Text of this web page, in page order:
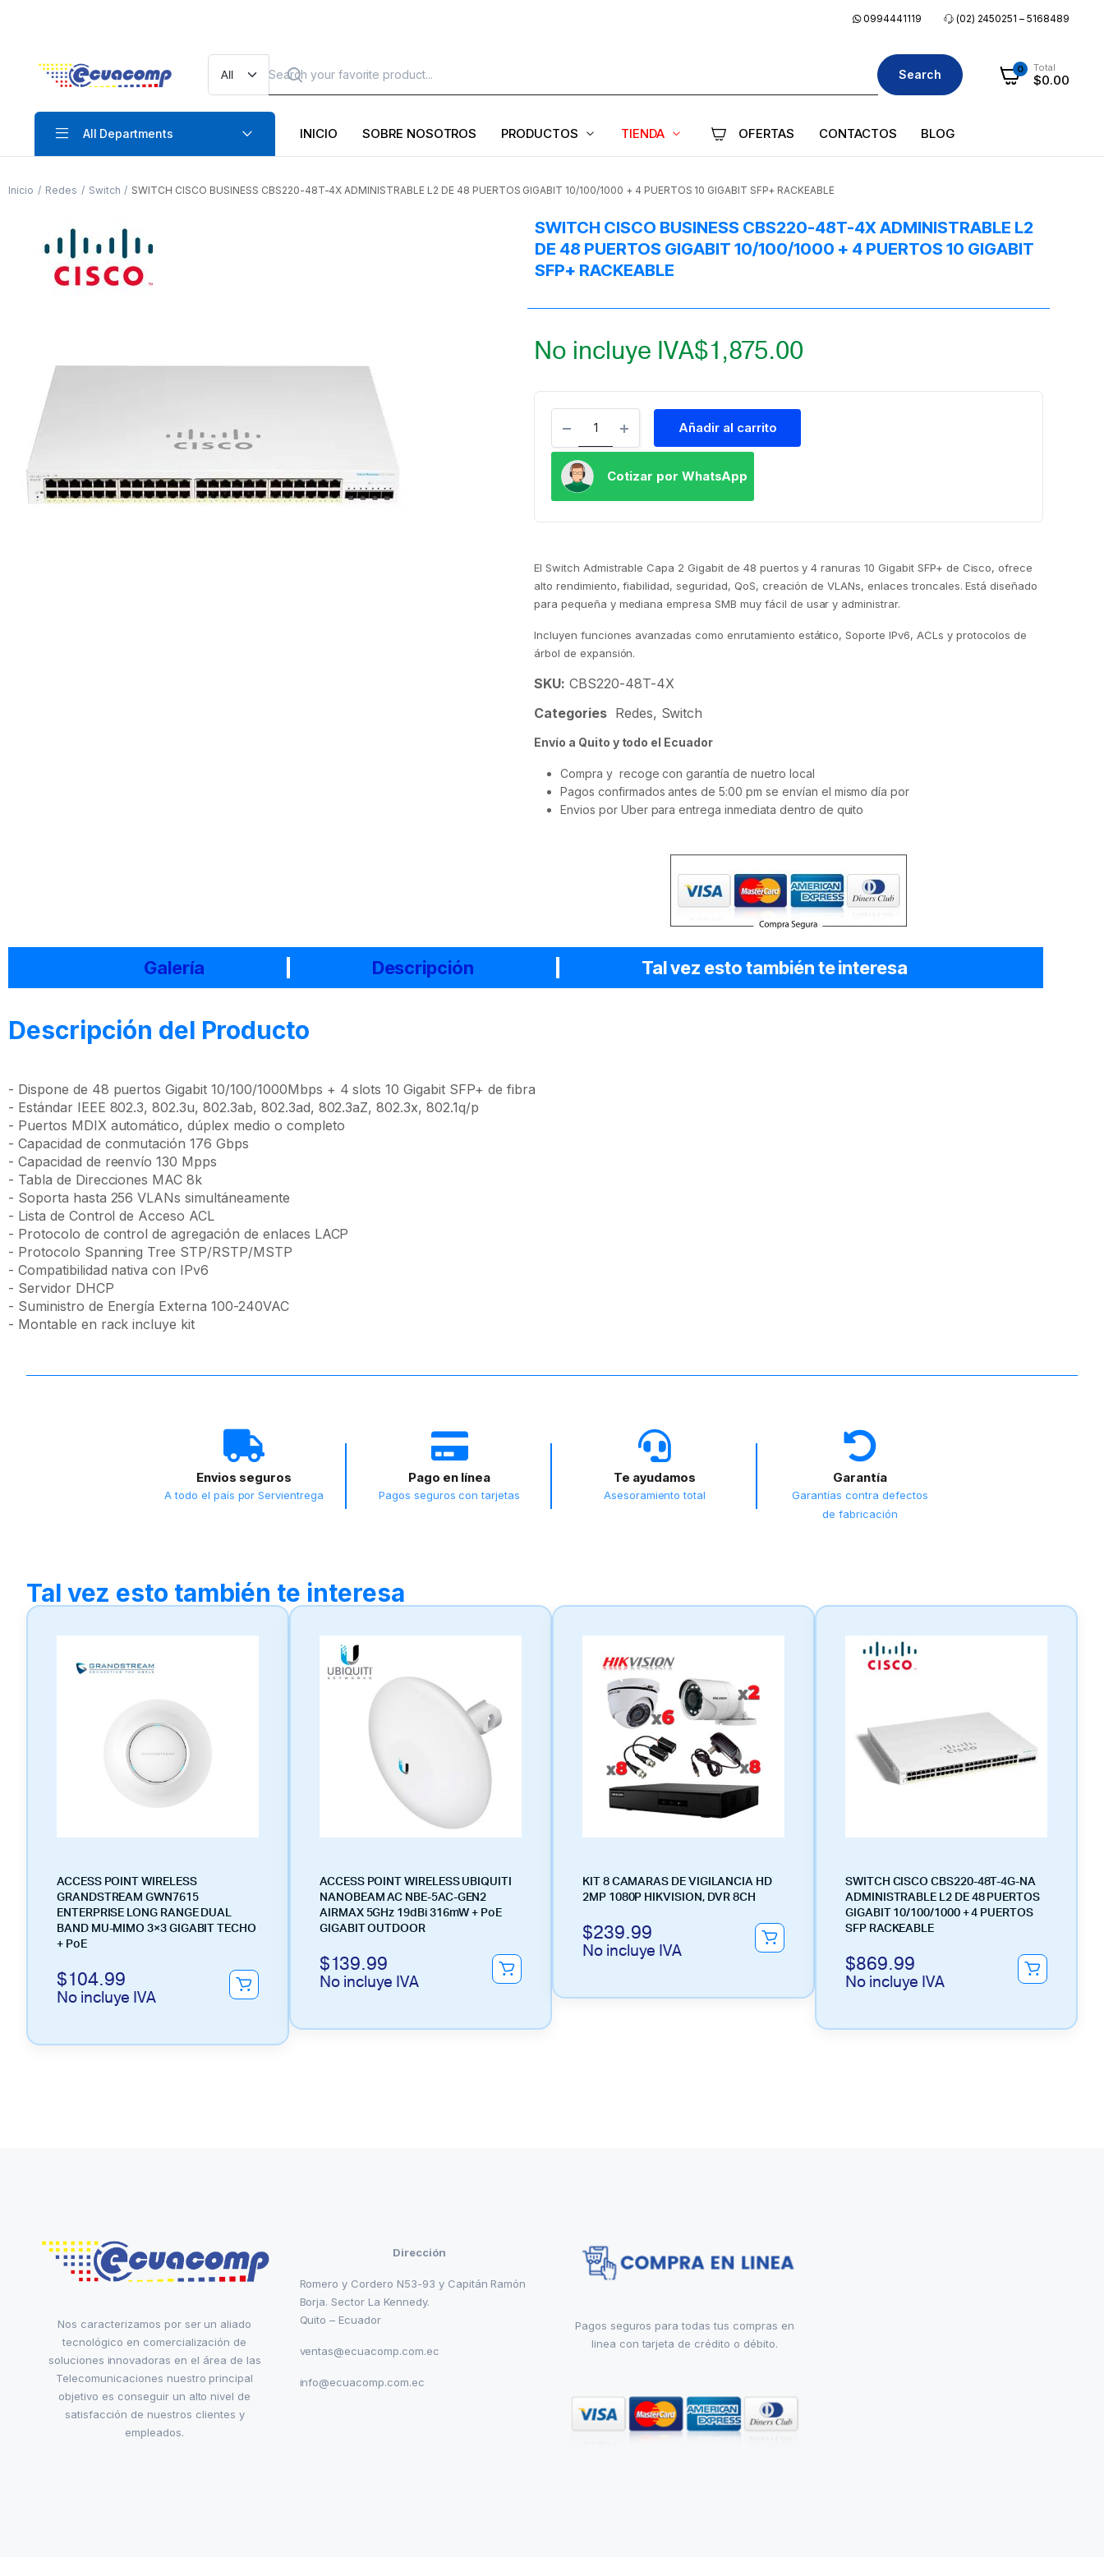
0994441119 (02) 2450251 – 5168489
Search 0 Total
$0.00
All Departments INICIO SOBRE NOSOTROS PRODUCTOS TIENDA OFERTAS CONTACTOS BLOG
Inicio Redes Switch SWITCH CISCO BUSINESS CBS220-48T-4X ADMINISTRABLE L2 DE 48 PUERTOS GIGABIT 10/100/1000 + 4 PUERTOS 10 GIGABIT SFP+ RACKEABLE
SWITCH CISCO BUSINESS CBS220-48T-4X ADMINISTRABLE L2
DE 48 PUERTOS GIGABIT 10/100/1000 + 4 PUERTOS 10 GIGABIT
SFP+ RACKEABLE
$1,875.00
No incluye IVA
Añadir al carrito
Cotizar por WhatsApp
El Switch Admistrable Capa 2 Gigabit de 48 puertos y 4 ranuras 10 Gigabit SFP+ de Cisco, ofrece
alto rendimiento, fiabilidad, seguridad, QoS, creación de VLANs, enlaces troncales. Está diseñado
para pequeña y mediana empresa SMB muy fácil de usar y administrar.
Incluyen funciones avanzadas como enrutamiento estático, Soporte IPv6, ACLs y protocolos de
árbol de expansión.
SKU: CBS220-48T-4X
Categories Redes, Switch
Envío a Quito y todo el Ecuador
Compra y recoge con garantía de nuetro local
Pagos confirmados antes de 5:00 pm se envían el mismo día por
Envios por Uber para entrega inmediata dentro de quito
Galería Descripción Tal vez esto también te interesa
Descripción del Producto
- Dispone de 48 puertos Gigabit 10/100/1000Mbps + 4 slots 10 Gigabit SFP+ de fibra
- Estándar IEEE 802.3, 802.3u, 802.3ab, 802.3ad, 802.3aZ, 802.3x, 802.1q/p
- Puertos MDIX automático, dúplex medio o completo
- Capacidad de conmutación 176 Gbps
- Capacidad de reenvío 130 Mpps
- Tabla de Direcciones MAC 8k
- Soporta hasta 256 VLANs simultáneamente
- Lista de Control de Acceso ACL
- Protocolo de control de agregación de enlaces LACP
- Protocolo Spanning Tree STP/RSTP/MSTP
- Compatibilidad nativa con IPv6
- Servidor DHCP
- Suministro de Energía Externa 100-240VAC
- Montable en rack incluye kit
Envios seguros
A todo el país por Servientrega
Pago en línea
Pagos seguros con tarjetas
Te ayudamos
Asesoramiento total
Garantía
Garantías contra defectos
de fabricación
Tal vez esto también te interesa
ACCESS POINT WIRELESS
GRANDSTREAM GWN7615
ENTERPRISE LONG RANGE DUAL
BAND MU-MIMO 3×3 GIGABIT TECHO
+ PoE
$104.99
No incluye IVA
ACCESS POINT WIRELESS UBIQUITI
NANOBEAM AC NBE-5AC-GEN2
AIRMAX 5GHz 19dBi 316mW + PoE
GIGABIT OUTDOOR
$139.99
No incluye IVA
KIT 8 CAMARAS DE VIGILANCIA HD
2MP 1080P HIKVISION, DVR 8CH
$239.99
No incluye IVA
SWITCH CISCO CBS220-48T-4G-NA
ADMINISTRABLE L2 DE 48 PUERTOS
GIGABIT 10/100/1000 + 4 PUERTOS
SFP RACKEABLE
$869.99
No incluye IVA
Nos caracterizamos por ser un aliado
tecnológico en comercialización de
soluciones innovadoras en el área de las
Telecomunicaciones nuestro principal
objetivo es conseguir un alto nivel de
satisfacción de nuestros clientes y
empleados.
Dirección
Romero y Cordero N53-93 y Capitán Ramón
Borja. Sector La Kennedy.
Quito – Ecuador
ventas@ecuacomp.com.ec
info@ecuacomp.com.ec
Pagos seguros para todas tus compras en
linea con tarjeta de crédito o débito.